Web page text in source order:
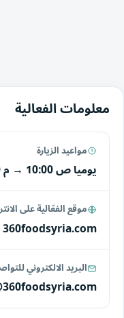
معلومات الفعالية
مواعيد الزيارة
يوميا10:00 ص → 08:00 م
موقع الفعّالية على
360foodsyria.com
البريد الالكتروني